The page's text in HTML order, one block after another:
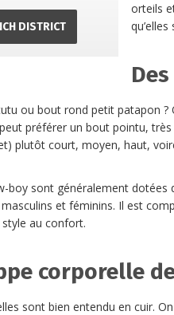
DISTRICT
orteils
ou bout rond petit patapon ?
préférer un bout pointu,
plutôt court, moyen, haut,
boy sont généralement dotées
et féminins. Il est
au confort.
corporelle
sont bien entendu en cuir.